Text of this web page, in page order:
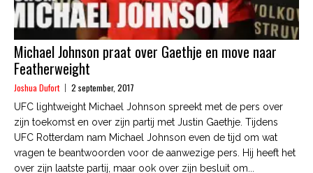
Michael Johnson praat over Gaethje en move naar
Featherweight
Joshua Dufort 2 september, 2017
UFC lightweight Michael Johnson spreekt met de pers over
zijn toekomst en over zijn partij met Justin Gaethje. Tijdens
UFC Rotterdam nam Michael Johnson even de tijd om wat
vragen te beantwoorden voor de aanwezige pers. Hij heeft het
over zijn laatste partij, maar ook over zijn besluit om...